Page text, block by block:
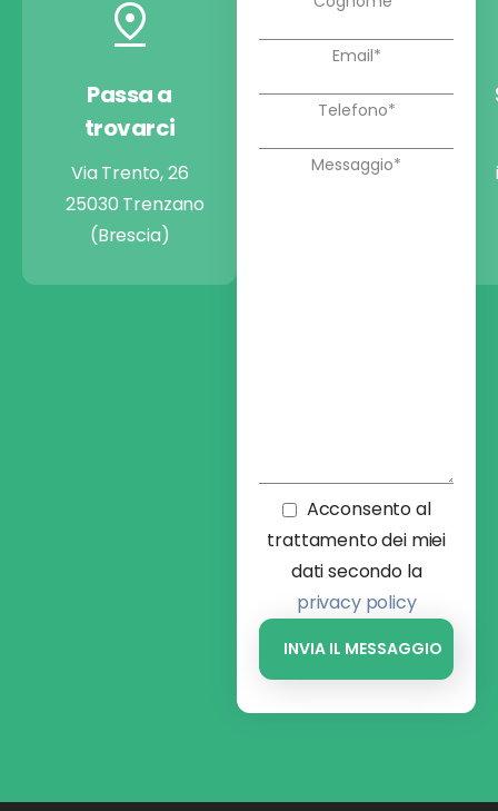
Passa a
trovarci
Via Trento, 26
25030 Trenzano
(Brescia)
Chiamaci
Acconsento al
trattamento dei miei
dati secondo la
privacy policy